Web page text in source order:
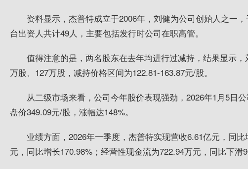
资料显示，杰普特成立于2006年，刘健为公司创始人之一
台出资人共计49人，主要包括发行时公司在职高管。
值得注意的是，两名股东在去年均进行过减持，结果显示
万股、127万股，减持价格区间为122.81-163.87元/股。
从二级市场来看，公司今年股价表现强劲，2026年1月5日
盘价349.09元/股，涨幅达148%。
业绩方面，2026年一季度，杰普特实现营收6.61亿元，同
元，同比增长170.98%；经营性现金流为722.94万元，同比下滑